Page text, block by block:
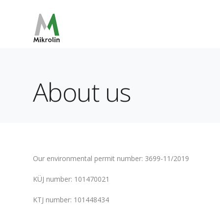
About us
Our environmental permit number: 3699-11/2019
KÜJ number: 101470021
KTJ number: 101448434